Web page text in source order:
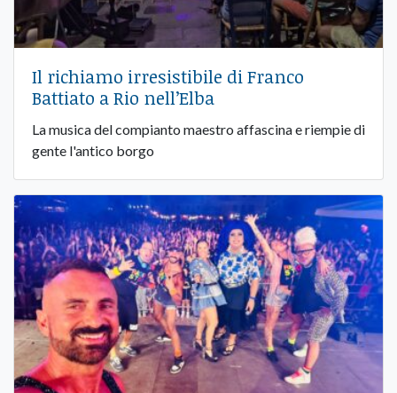
Il richiamo irresistibile di Franco
Battiato a Rio nell’Elba
La musica del compianto maestro affascina e riempie di
gente l'antico borgo